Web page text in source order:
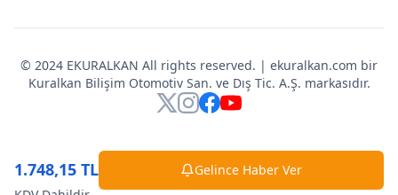
1.748,15 TL Gelince Haber Ver
© 2024 EKURALKAN All rights reserved. | ekuralkan.com bir
Kuralkan Bilişim Otomotiv San. ve Dış Tic. A.Ş. markasıdır.